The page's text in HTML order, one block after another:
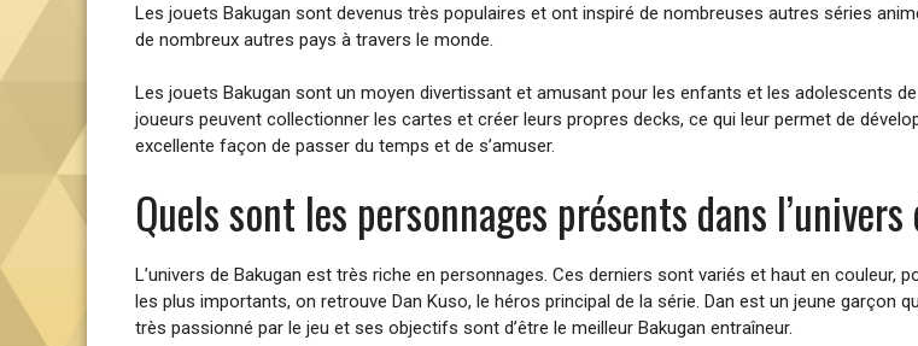
Les jouets Bakugan sont devenus très populaires et ont inspiré de nombreuses autres séries
de nombreux autres pays à travers le monde.
Les jouets Bakugan sont un moyen divertissant et amusant pour les enfants et les adolescents
joueurs peuvent collectionner les cartes et créer leurs propres decks, ce qui leur permet de
excellente façon de passer du temps et de s’amuser.
Quels sont les personnages présents dans
L’univers de Bakugan est très riche en personnages. Ces derniers sont variés et haut en couleur,
les plus importants, on retrouve Dan Kuso, le héros principal de la série. Dan est un jeune garçon
très passionné par le jeu et ses objectifs sont d’être le meilleur Bakugan entraîneur.